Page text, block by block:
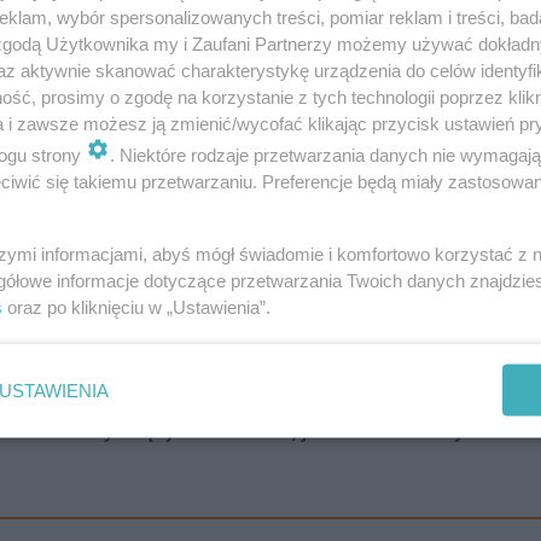
który stracił życie po zderzeniu motocykla z
Jednym z najbardziej poruszających momentów
którzy w szczególny sposób uczcili pamięć
insp. Piotr Jabłoński, I Zastępca Komendanta
podkreślał, że Kacper był policjantem z
służby zdążył udowodnić, jak bardzo identyfikował
wybór spersonalizowanych treści, pomiar reklam i treści,
Użytkownika my i Zaufani Partnerzy możemy używać
aktywnie skanować charakterystykę urządzenia do celów
prosimy o zgodę na korzystanie z tych technologii poprzez
i zawsze możesz ją zmienić/wycofać klikając przycisk ustawień
strony
. Niektóre rodzaje przetwarzania danych nie
się takiemu przetwarzaniu. Preferencje będą miały
informacjami, abyś mógł świadomie i komfortowo korzystać z
informacje dotyczące przetwarzania Twoich danych
oraz po kliknięciu w „Ustawienia”.
USTAWIENIA